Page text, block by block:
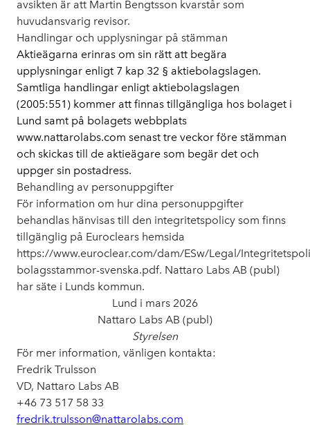
avsikten är att Martin Bengtsson kvarstår som
huvudansvarig revisor.
Handlingar och upplysningar på stämman
Aktieägarna erinras om sin rätt att begära
upplysningar enligt 7 kap 32 § aktiebolagslagen.
Samtliga handlingar enligt aktiebolagslagen
(2005:551) kommer att finnas tillgängliga hos bolaget i
Lund samt på bolagets webbplats
www.nattarolabs.com senast tre veckor före stämman
och skickas till de aktieägare som begär det och
uppger sin postadress.
Behandling av personuppgifter
För information om hur dina personuppgifter
behandlas hänvisas till den integritetspolicy som finns
tillgänglig på Euroclears hemsida
https://www.euroclear.com/dam/ESw/Legal/
bolagsstammor-svenska.pdf. Nattaro Labs AB (publ)
har säte i Lunds kommun.
Lund i mars 2026
Nattaro Labs AB (publ)
Styrelsen
För mer information, vänligen kontakta:
Fredrik Trulsson
VD, Nattaro Labs AB
+46 73 517 58 33
fredrik.trulsson@nattarolabs.com